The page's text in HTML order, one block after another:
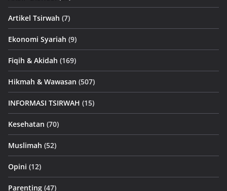
Artikel Tsirwah (7)
Ekonomi Syariah (9)
Fiqih & Akidah (169)
Hikmah & Wawasan (507)
INFORMASI TSIRWAH (15)
Kesehatan (70)
Muslimah (52)
Opini (12)
Parenting (47)